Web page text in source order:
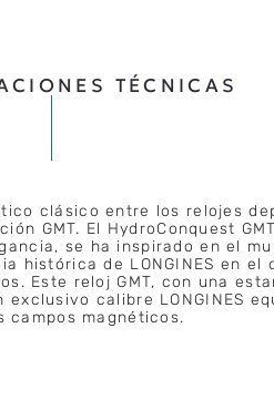
TÉCNICAS
clásico entre los relojes
GMT. El HydroConquest
se ha inspirado en el
histórica de LONGINES en el
Este reloj GMT, con una
calibre LONGINES
magnéticos.